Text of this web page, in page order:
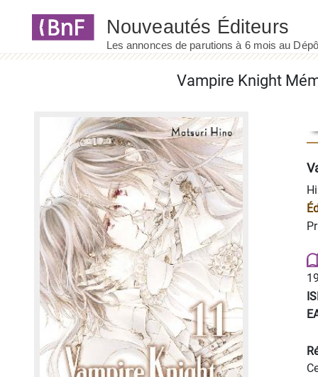
Vampire Knight